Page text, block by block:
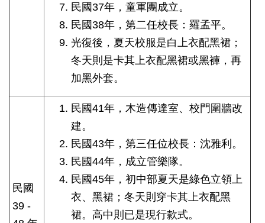
民國37年，童軍團成立。
民國38年，第二任校長：羅孟平。
光復後，夏天校服是白上衣配黑裙；
冬天則是卡其上衣配黑裙或黑褲，再
加黑外套。
民國
39 -
民國41年，木造傳達室、校門圍牆改
建。
民國43年，第三任位校長：沈雅利。
民國44年，成立管樂隊。
民國45年，初中部夏天是綠色立領上
衣、黑裙；冬天則穿卡其上衣配黑
裙。高中則已是現行款式。